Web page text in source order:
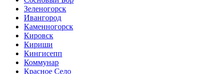
Зеленогорск
Ивангород
Каменногорск
Кировск
Кириши
Кингисепп
Коммунар
Красное Село